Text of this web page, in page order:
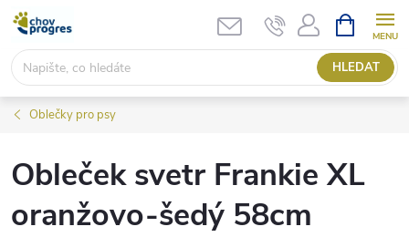
Přejít
obsah
HLEDAT
NÁKUPNÍ
KOŠÍK
Oblečky pro psy
Obleček svetr Frankie XL
oranžovo-šedý 58cm